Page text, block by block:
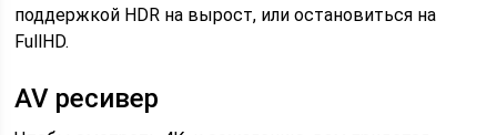
поддержкой HDR на вырост, или остановиться на
FullHD.
AV ресивер